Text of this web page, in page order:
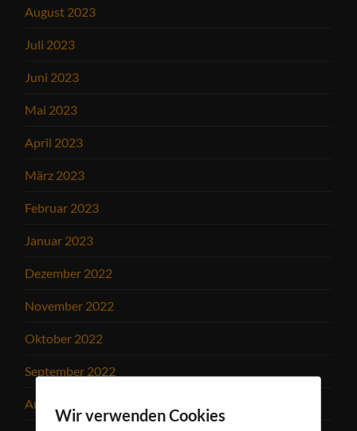
August 2023
Juli 2023
Juni 2023
Mai 2023
April 2023
März 2023
Februar 2023
Januar 2023
Dezember 2022
November 2022
Oktober 2022
September 2022
August 2022
Wir verwenden Cookies